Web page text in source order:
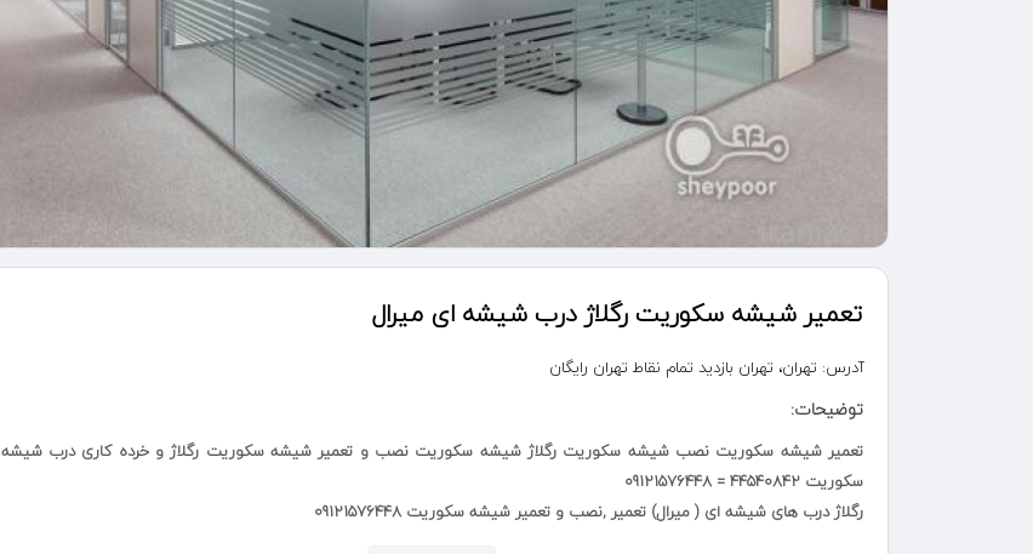
تعمير شيشه سکوریت رگلاژ درب شيشه ای میرال
آدرس: تهران، تهران بازدید تمام نقاط تهران رایگان
توضیحات:
تعمیر شیشه سکوریت نصب شیشه سکوریت رگلاژ شیشه سکوریت نصب و تعمیر شیشه سکوریت رگلاژ و خرده کاری درب شیشه
سکوریت 44540842 = 09121576448
رگلاژ درب های شیشه ای ( میرال) تعمیر ,نصب و تعمیر شیشه سکوریت 09121576448